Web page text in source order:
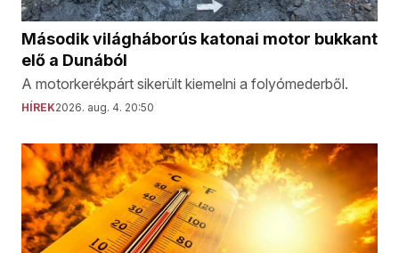
Második világháborús katonai motor bukkant
elő a Dunából
A motorkerékpárt sikerült kiemelni a folyómederből.
HÍREK2026. aug. 4. 20:50